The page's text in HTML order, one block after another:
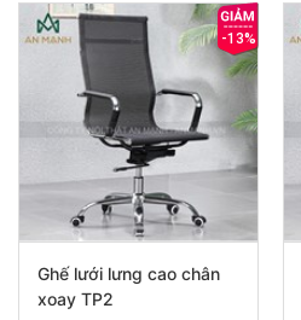
Ghế lưới lưng cao chân
xoay TP2
-13%